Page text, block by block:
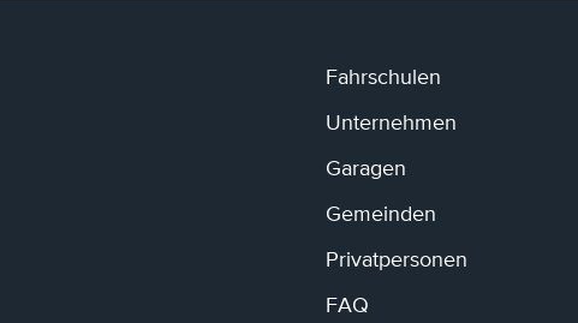
Fahrschulen
Unternehmen
Garagen
Gemeinden
Privatpersonen
FAQ